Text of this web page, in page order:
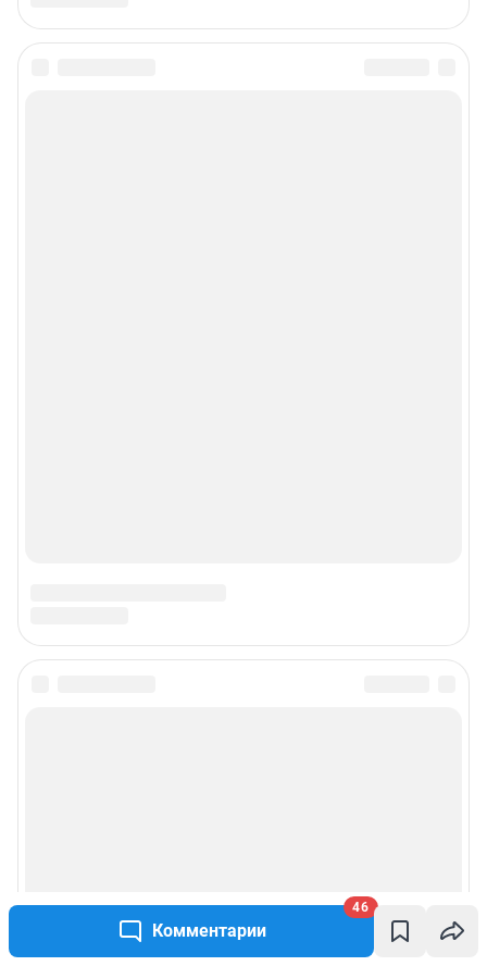
Комментарии
46